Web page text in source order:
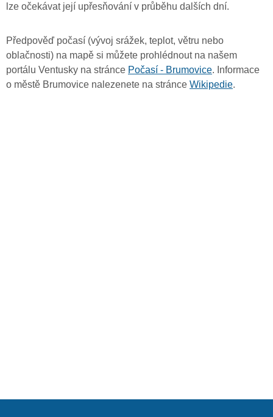
lze očekávat její upřesňování v průběhu dalších dní.
Předpověď počasí (vývoj srážek, teplot, větru nebo
oblačnosti) na mapě si můžete prohlédnout na našem
portálu Ventusky na stránce Počasí - Brumovice. Informace
o městě Brumovice nalezenete na stránce Wikipedie.